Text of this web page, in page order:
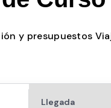
y presupuestos